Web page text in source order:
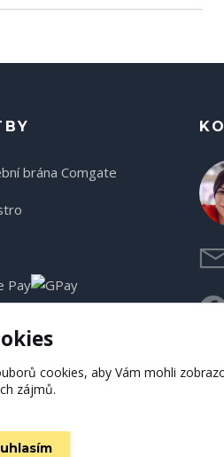
cookies, aby Vám mohli
zájmů.